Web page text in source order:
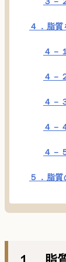
４．脂
４－
４－
４－
４－
４－
５．脂